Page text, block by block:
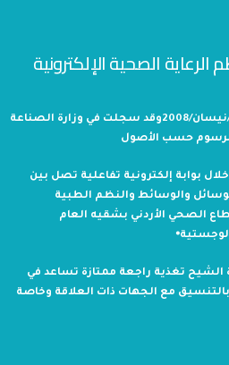
الصحية الإلكترونية
تأسست بحول الله وقدرته في 29/نيسان/2008وقد سجلت في وزارة الصناعة
حسب الأصول
بوابة إلكترونية تفاعلية تصل بين
والوسائط والنظم الطبية
الصحي الأردني بشقيه العام
الشيح تغذية راجعة ممتازة تساعد في
مع الجهات ذات العلاقة وخاصة